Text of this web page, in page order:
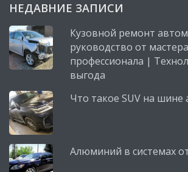
НЕДАВНИЕ ЗАПИСИ
Кузовной ремонт
руководство от
профессионала |
выгода
Что такое SUV на шине
Алюминий в системах